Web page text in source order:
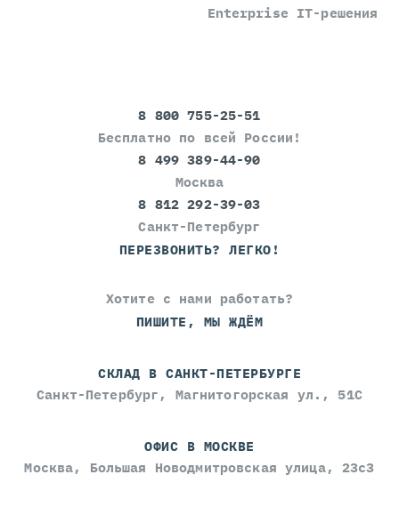
Enterprise IT-решения
8 800 755-25-51
Бесплатно по всей России!
8 499 389-44-90
Москва
8 812 292-39-03
Санкт-Петербург
ПЕРЕЗВОНИТЬ? ЛЕГКО!
Хотите с нами работать?
ПИШИТЕ, МЫ ЖДЁМ
СКЛАД В САНКТ-ПЕТЕРБУРГЕ
Санкт-Петербург, Магнитогорская ул., 51С
ОФИС В МОСКВЕ
Москва, Большая Новодмитровская улица, 23с3